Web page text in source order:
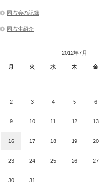
同窓会の記録
同窓生紹介
2012年7月
月 火 水 木 金
2 3 4 5 6
9 10 11 12 13
16 17 18 19 20
23 24 25 26 27
30 31